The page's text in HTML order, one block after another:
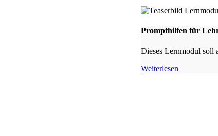
Prompthilfen für
Dieses Lernmodul soll
Weiterlesen